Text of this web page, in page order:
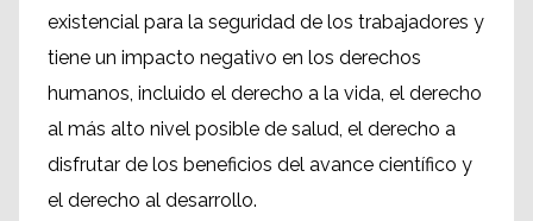
existencial para la seguridad de los trabajadores y
tiene un impacto negativo en los derechos
humanos, incluido el derecho a la vida, el derecho
al más alto nivel posible de salud, el derecho a
disfrutar de los beneficios del avance científico y
el derecho al desarrollo.